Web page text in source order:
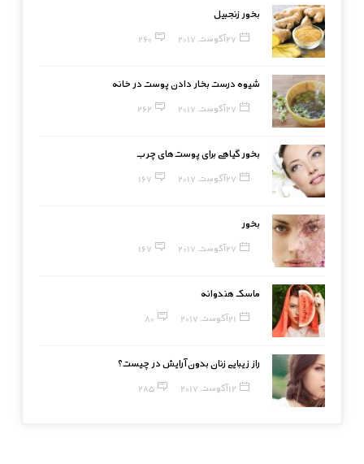
بخور زنجبیل
27 آگوست, 2017 260
شیوه درست بخار دادن پوست در خانه
27 آگوست, 2017 262
بخور گیاهی برای پوست‌های چرب
27 آگوست, 2017 167
بخور
27 آگوست, 2017 167
ماسک هندوانه
21 آگوست, 2017 80
راز زیبایی زنان بدون آرایش در چیست؟
12 آگوست, 2017 285